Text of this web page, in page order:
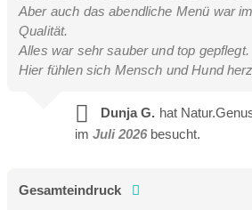
Aber auch das abendliche Menü war
Qualität.
Alles war sehr sauber und top gepflegt.
Hier fühlen sich Mensch und Hund
Dunja G. hat
im Juli 2026 besucht.
Gesamteindruck